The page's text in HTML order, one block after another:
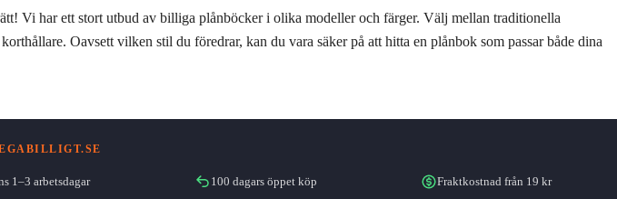
Vi har ett stort utbud av billiga plånböcker i olika modeller och färger. Välj mellan traditionella
Oavsett vilken stil du föredrar, kan du vara säker på att hitta en plånbok som passar både dina
1–3 arbetsdagar 100 dagars öppet köp Fraktkostnad från 19 kr